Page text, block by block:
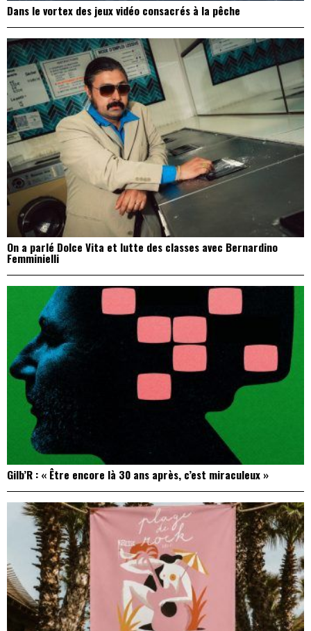
Dans le vortex des jeux vidéo consacrés à la pêche
On a parlé Dolce Vita et lutte des classes avec Bernardino
Femminielli
Gilb’R : « Être encore là 30 ans après, c’est miraculeux »